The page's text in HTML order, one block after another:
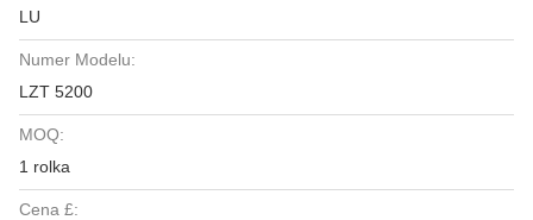
LU
Numer Modelu:
LZT 5200
MOQ:
1 rolka
Cena £: